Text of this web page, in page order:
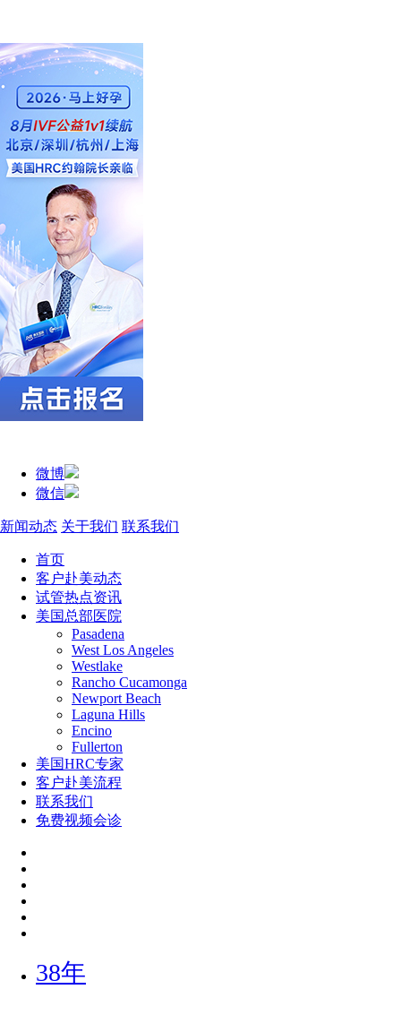
微博
微信
新闻动态 关于我们 联系我们
首页
客户赴美动态
试管热点资讯
美国总部医院
Pasadena
West Los Angeles
Westlake
Rancho Cucamonga
Newport Beach
Laguna Hills
Encino
Fullerton
美国HRC专家
客户赴美流程
联系我们
免费视频会诊
38年